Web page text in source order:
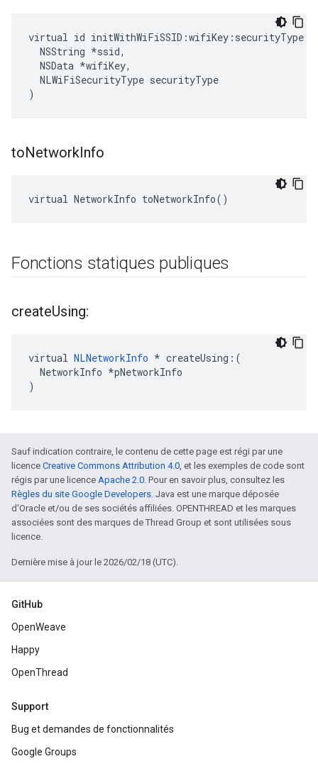
virtual id initWithWiFiSSID:wifiKey:securityType:(
  NSString *ssid,
  NSData *wifiKey,
  NLWiFiSecurityType securityType
)
toNetworkInfo
virtual NetworkInfo toNetworkInfo()
Fonctions statiques publiques
createUsing:
virtual NLNetworkInfo * createUsing:(
  NetworkInfo *pNetworkInfo
)
Sauf indication contraire, le contenu de cette page est régi par une
licence Creative Commons Attribution 4.0, et les exemples de code sont
régis par une licence Apache 2.0. Pour en savoir plus, consultez les
Règles du site Google Developers. Java est une marque déposée
d'Oracle et/ou de ses sociétés affiliées. OPENTHREAD et les marques
associées sont des marques de Thread Group et sont utilisées sous
licence.
Dernière mise à jour le 2026/02/18 (UTC).
GitHub
OpenWeave
Happy
OpenThread
Support
Bug et demandes de fonctionnalités
Google Groups